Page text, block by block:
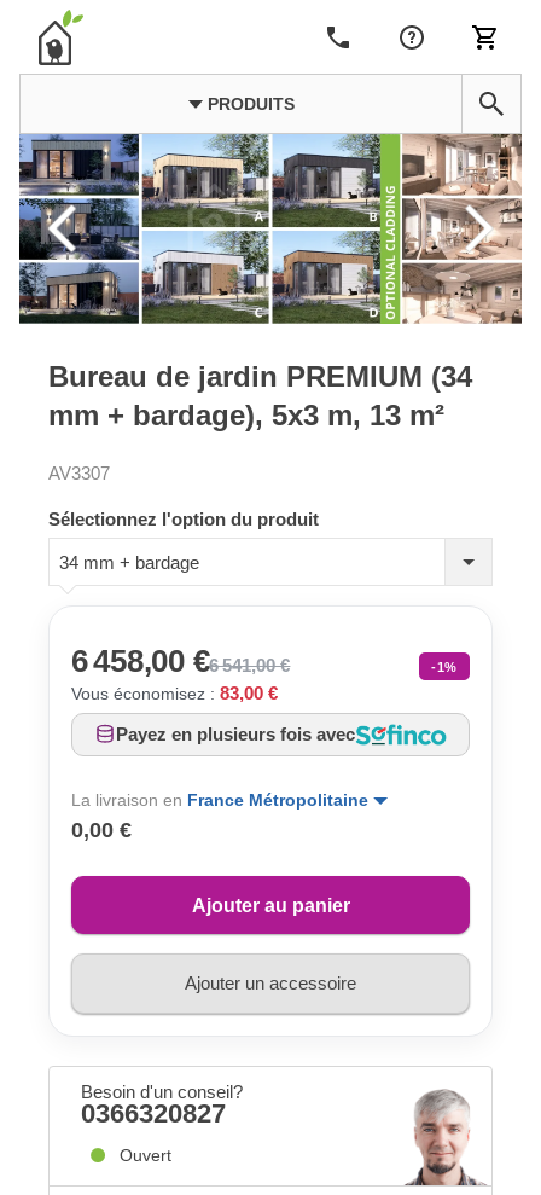
PRODUITS
Bureau de jardin PREMIUM (34
mm + bardage), 5x3 m, 13 m²
AV3307
Sélectionnez l'option du produit
34 mm + bardage
6 458,00 €6 541,00 € -1%
Vous économisez : 83,00 €
Payez en plusieurs fois avec
La livraison en France Métropolitaine
0,00 €
Ajouter au panier
Ajouter un accessoire
Besoin d'un conseil?
0366320827
Ouvert